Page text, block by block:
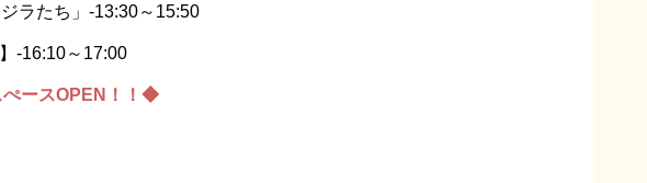
ラたち」-13:30～15:50
-16:10～17:00
ースOPEN！！◆